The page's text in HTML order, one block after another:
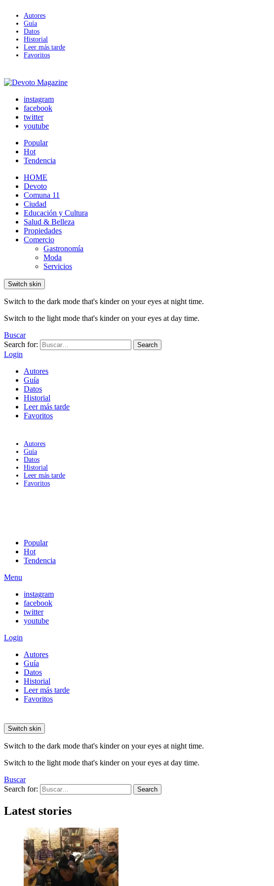
Autores
Guía
Datos
Historial
Leer más tarde
Favoritos
instagram
facebook
twitter
youtube
Popular
Hot
Tendencia
HOME
Devoto
Comuna 11
Ciudad
Educación y Cultura
Salud & Belleza
Propiedades
Comercio
Gastronomía
Moda
Servicios
Switch skin
Switch to the dark mode that's kinder on your eyes at night time.
Switch to the light mode that's kinder on your eyes at day time.
Buscar
Search for:
Search
Login
Autores
Guía
Datos
Historial
Leer más tarde
Favoritos
Autores
Guía
Datos
Historial
Leer más tarde
Favoritos
Popular
Hot
Tendencia
Menu
instagram
facebook
twitter
youtube
Login
Autores
Guía
Datos
Historial
Leer más tarde
Favoritos
Switch skin
Switch to the dark mode that's kinder on your eyes at night time.
Switch to the light mode that's kinder on your eyes at day time.
Buscar
Search for:
Search
Latest stories